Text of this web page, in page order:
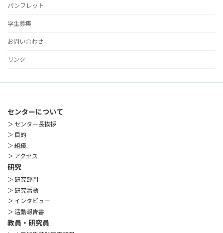
パンフレット
学生募集
お問い合わせ
リンク
センターについて
＞ センター長挨拶
＞ 目的
＞ 組織
＞ アクセス
研究
＞ 研究部門
＞ 研究活動
＞ インタビュー
＞ 活動報告書
教員・研究員